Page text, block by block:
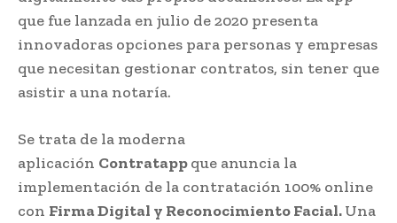
que fue lanzada en julio de 2020 presenta
innovadoras opciones para personas y empresas
que necesitan gestionar contratos, sin tener que
asistir a una notaría.
Se trata de la moderna
aplicación Contratappque anuncia la
implementación de la contratación 100% online
con Firma Digital y Reconocimiento Facial.Una